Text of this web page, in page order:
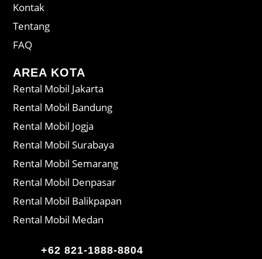
Kontak
Tentang
FAQ
AREA KOTA
Rental Mobil Jakarta
Rental Mobil Bandung
Rental Mobil Jogja
Rental Mobil Surabaya
Rental Mobil Semarang
Rental Mobil Denpasar
Rental Mobil Balikpapan
Rental Mobil Medan
+62 821-1888-8804